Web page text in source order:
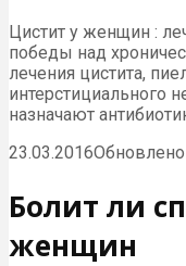
Цистит у женщин :
победы над
лечения цистита,
интерстициального
назначают
Болит ли
женщин